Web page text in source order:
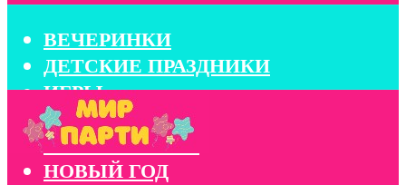
ВЕЧЕРИНКИ
ДЕТСКИЕ ПРАЗДНИКИ
ИГРЫ
КОНКУРСЫ
КОРПОРАТИВЫ
НОВЫЙ ГОД